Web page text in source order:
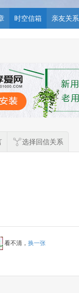
时空信箱 亲友关系
选择回信关系
看不清， 换一张